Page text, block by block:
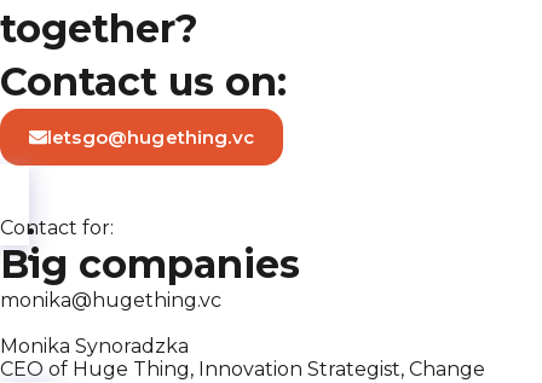
together?
Contact us on:
letsgo@hugething.vc
Contact for:
Big companies
monika@hugething.vc
Monika Synoradzka
CEO of Huge Thing, Innovation Strategist, Change